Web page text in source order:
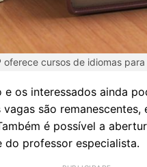
oferece cursos de idiomas
os interessados ainda
são
é possível a
do professor especialista.